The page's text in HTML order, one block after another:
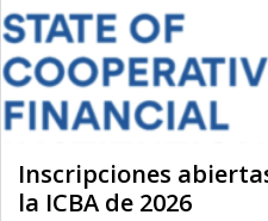
Inscripciones
la ICBA de 2026